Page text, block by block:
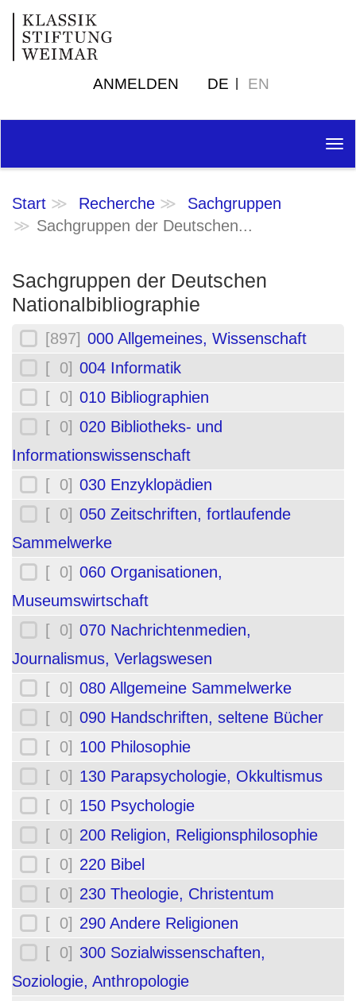
ANMELDEN DE EN
Start Recherche
Sachgruppen
Sachgruppen der Deutschen...
Sachgruppen der Deutschen
Nationalbibliographie
[897] 000 Allgemeines, Wissenschaft
[ 0] 004 Informatik
[ 0] 010 Bibliographien
[ 0] 020 Bibliotheks- und
Informationswissenschaft
[ 0] 030 Enzyklopädien
[ 0] 050 Zeitschriften, fortlaufende
Sammelwerke
[ 0] 060 Organisationen,
Museumswirtschaft
[ 0] 070 Nachrichtenmedien,
Journalismus, Verlagswesen
[ 0] 080 Allgemeine Sammelwerke
[ 0] 090 Handschriften, seltene Bücher
[ 0] 100 Philosophie
[ 0] 130 Parapsychologie, Okkultismus
[ 0] 150 Psychologie
[ 0] 200 Religion, Religionsphilosophie
[ 0] 220 Bibel
[ 0] 230 Theologie, Christentum
[ 0] 290 Andere Religionen
[ 0] 300 Sozialwissenschaften,
Soziologie, Anthropologie